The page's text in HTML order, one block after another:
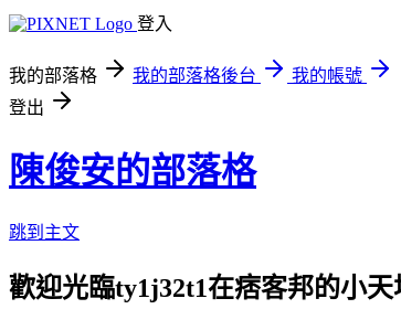
登入
我的部落格 我的部落格後台
我的帳號
登出
陳俊安的部落格
跳到主文
歡迎光臨ty1j32t1在痞客邦的小天